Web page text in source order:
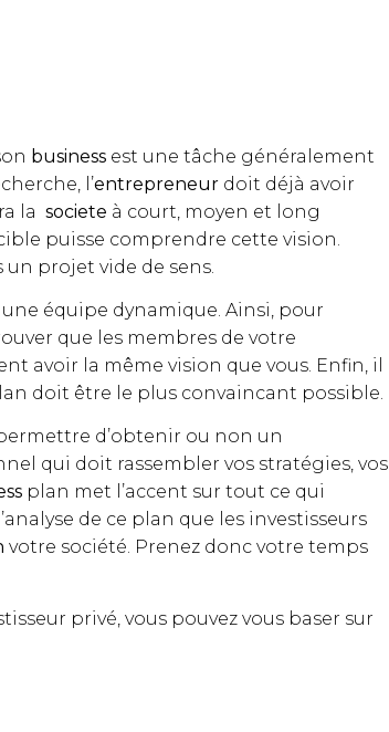
business est une tâche généralement
l’entrepreneur doit déjà avoir
la societe à court, moyen et long
puisse comprendre cette vision.
un projet vide de sens.
équipe dynamique. Ainsi, pour
que les membres de votre
avoir la même vision que vous. Enfin, il
doit être le plus convaincant possible.
d’obtenir ou non un
qui doit rassembler vos stratégies, vos
plan met l’accent sur tout ce qui
de ce plan que les investisseurs
votre société. Prenez donc votre temps
privé, vous pouvez vous baser sur